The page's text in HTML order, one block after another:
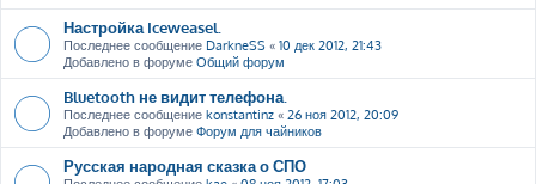
Настройка Iceweasel.
Последнее сообщение DarkneSS « 10 дек 2012, 21:43
Добавлено в форуме Общий форум
Bluetooth не видит телефона.
Последнее сообщение konstantinz « 26 ноя 2012, 20:09
Добавлено в форуме Форум для чайников
Русская народная сказка о СПО